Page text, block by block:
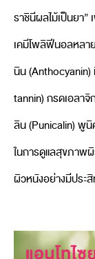
ราชินีผลไม้เป็นยา
เคมีโพลิฟีนอลหลา
นิน
tannin) กรดเอลา
ลิน (Punicalin) พู
ในการดูแลสุขภาพ
ผิวหนังอย่างมีประ